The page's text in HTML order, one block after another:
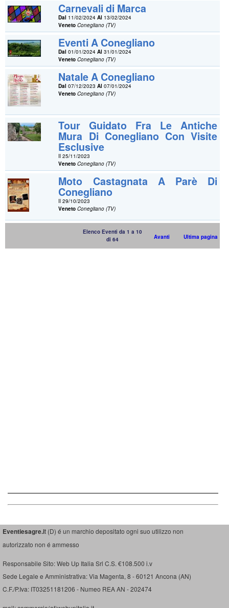
Carnevali di Marca
Dal 11/02/2024Al 13/02/2024
Veneto Conegliano (TV)
Eventi A Conegliano
Dal 01/01/2024Al 31/01/2024
Veneto Conegliano (TV)
Natale A Conegliano
Dal 07/12/2023Al 07/01/2024
Veneto Conegliano (TV)
Tour Guidato Fra Le Antiche
Mura Di Conegliano Con Visite
Esclusive
Il 25/11/2023
Veneto Conegliano (TV)
Moto Castagnata A Parè Di
Conegliano
Il 29/10/2023
Veneto Conegliano (TV)
Elenco Eventi da 1 a 10
di 64
Avanti Ultima pagina
Eventiesagre.it (D) é un marchio depositato ogni suo utilizzo non
autorizzato non é ammesso
Responsabile Sito: Web Up Italia Srl C.S. €108.500 i.v
Sede Legale e Amministrativa: Via Magenta, 8 - 60121 Ancona (AN)
C.F./P.Iva: IT03251181206 - Numeo REA AN - 202474